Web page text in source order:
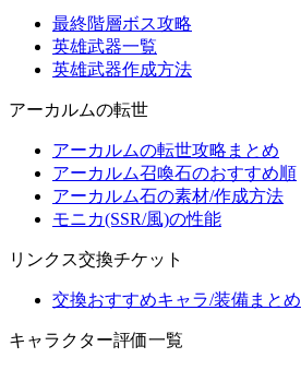
最終階層ボス攻略
英雄武器一覧
英雄武器作成方法
アーカルムの転世
アーカルムの転世攻略まとめ
アーカルム召喚石のおすすめ順
アーカルム石の素材/作成方法
モニカ(SSR/風)の性能
リンクス交換チケット
交換おすすめキャラ/装備まとめ
キャラクター評価一覧